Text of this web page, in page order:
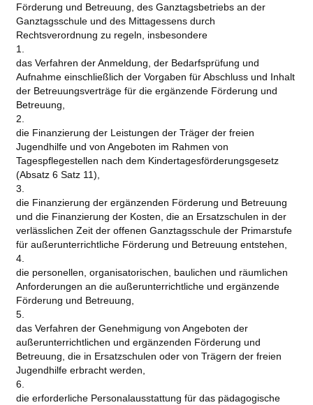
Förderung und Betreuung, des Ganztagsbetriebs an der
Ganztagsschule und des Mittagessens durch
Rechtsverordnung zu regeln, insbesondere
1.
das Verfahren der Anmeldung, der Bedarfsprüfung und
Aufnahme einschließlich der Vorgaben für Abschluss und Inhalt
der Betreuungsverträge für die ergänzende Förderung und
Betreuung,
2.
die Finanzierung der Leistungen der Träger der freien
Jugendhilfe und von Angeboten im Rahmen von
Tagespflegestellen nach dem Kindertagesförderungsgesetz
(Absatz 6 Satz 11),
3.
die Finanzierung der ergänzenden Förderung und Betreuung
und die Finanzierung der Kosten, die an Ersatzschulen in der
verlässlichen Zeit der offenen Ganztagsschule der Primarstufe
für außerunterrichtliche Förderung und Betreuung entstehen,
4.
die personellen, organisatorischen, baulichen und räumlichen
Anforderungen an die außerunterrichtliche und ergänzende
Förderung und Betreuung,
5.
das Verfahren der Genehmigung von Angeboten der
außerunterrichtlichen und ergänzenden Förderung und
Betreuung, die in Ersatzschulen oder von Trägern der freien
Jugendhilfe erbracht werden,
6.
die erforderliche Personalausstattung für das pädagogische